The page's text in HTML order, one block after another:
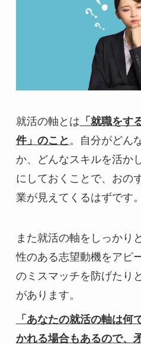
就活の軸とは 「就職をす
件」のこと 。自分がどん
か、どんなスキルを活か
にしておくことで、おの
業が見えてくるはずです。
また就活の軸をしっかり
性のある志望動機をアピ
のミスマッチを防げたり
があります。
「あなたの就活の軸は何
かれる場合もあるので、